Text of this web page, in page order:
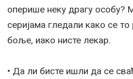
оперише неку драгу особу?
серијама гледали како се
боље, иако нисте лекар.
• Да ли бисте ишли да се